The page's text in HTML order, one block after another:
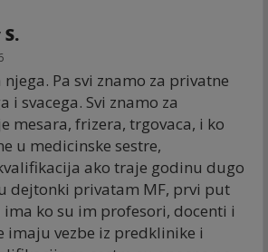
njega. Pa svi znamo za privatne
i svacega. Svi znamo za
mesara, frizera, trgovaca, i ko
u medicinske sestre,
ako traje godinu dugo
dejtonki privatam MF, prvi put
ima ko su im profesori, docenti i
imaju vezbe iz predklinike i